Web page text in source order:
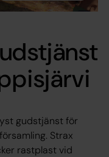
gudstjänst för
Strax
rastplast vid